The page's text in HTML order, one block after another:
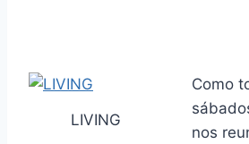
LIVING
Como
nos